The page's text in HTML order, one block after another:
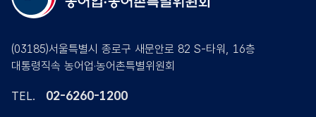
(03185)서울특별시 종로구 새문안로 82 S-타워, 16층
대통령직속 농어업·농어촌특별위원회
TEL. 02-6260-1200